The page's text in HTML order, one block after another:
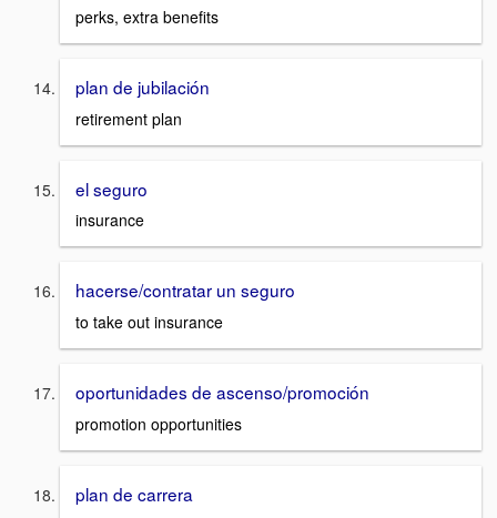
perks, extra benefits
plan de jubilación
retirement plan
el seguro
insurance
hacerse/contratar un seguro
to take out insurance
oportunidades de ascenso/promoción
promotion opportunities
plan de carrera